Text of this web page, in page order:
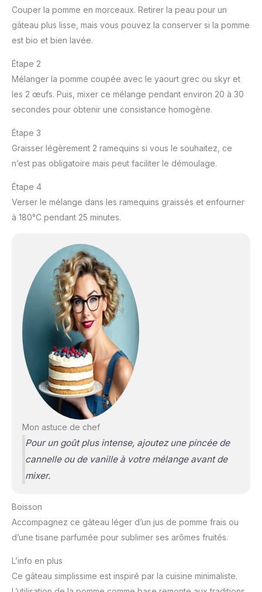
Couper la pomme en morceaux. Retirer la peau pour un
gâteau plus lisse, mais vous pouvez la conserver si la pomme
est bio et bien lavée.
Étape 2
Mélanger la pomme coupée avec le yaourt grec ou skyr et
les 2 œufs. Puis, mixer ce mélange pendant environ 20 à 30
secondes pour obtenir une consistance homogène.
Étape 3
Graisser légèrement 2 ramequins si vous le souhaitez, ce
n’est pas obligatoire mais peut faciliter le démoulage.
Étape 4
Verser le mélange dans les ramequins graissés et enfourner
à 180°C pendant 25 minutes.
Mon astuce de chef
Pour un goût plus intense, ajoutez une pincée de
cannelle ou de vanille à votre mélange avant de
mixer.
Boisson
Accompagnez ce gâteau léger d’un jus de pomme frais ou
d’une tisane parfumée pour sublimer ses arômes fruités.
L’info en plus
Ce gâteau simplissime est inspiré par la cuisine minimaliste.